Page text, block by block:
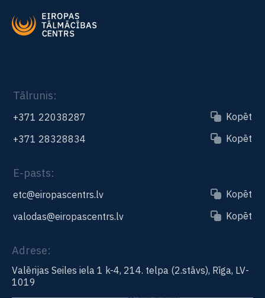
Tālrunis:
+371 22038287
Kopēt
+371 28328834
Kopēt
E-pasts:
etc@eiropascentrs.lv
Kopēt
valodas@eiropascentrs.lv
Kopēt
Adrese:
Valērijas Seiles iela 1 k-4, 214. telpa (2.stāvs), Rīga, LV-
1019